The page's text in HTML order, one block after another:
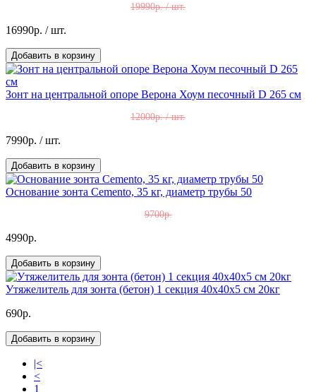
19990р. / шт.
16990р. / шт.
Добавить в корзину
Зонт на центральной опоре Верона Хоум песочный D 265 см
12000р. / шт.
7990р. / шт.
Добавить в корзину
Основание зонта Cemento, 35 кг, диаметр трубы 50
9700р.
4990р.
Добавить в корзину
Утяжелитель для зонта (бетон) 1 секция 40х40х5 см 20кг
690р.
Добавить в корзину
|<
<
1